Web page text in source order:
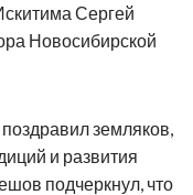
Сергей
Новосибирской
земляков,
и развития
подчеркнул, что